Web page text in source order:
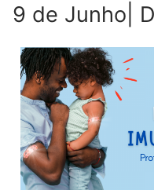
9 de Junho|